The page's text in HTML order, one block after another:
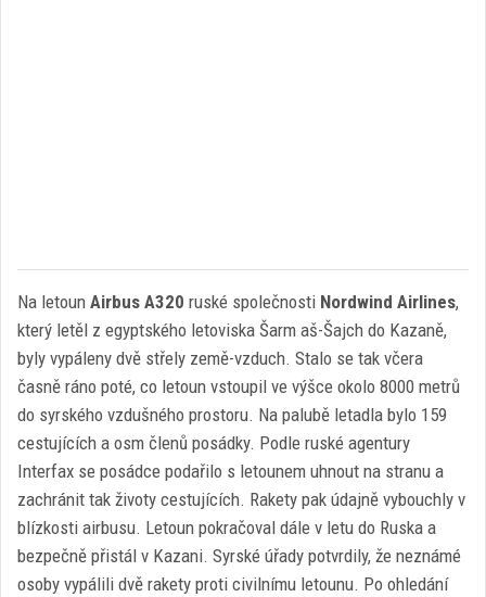
Na letoun Airbus A320 ruské společnosti Nordwind Airlines,
který letěl z egyptského letoviska Šarm aš-Šajch do Kazaně,
byly vypáleny dvě střely země-vzduch. Stalo se tak včera
časně ráno poté, co letoun vstoupil ve výšce okolo 8000 metrů
do syrského vzdušného prostoru. Na palubě letadla bylo 159
cestujících a osm členů posádky. Podle ruské agentury
Interfax se posádce podařilo s letounem uhnout na stranu a
zachránit tak životy cestujících. Rakety pak údajně vybouchly v
blízkosti airbusu. Letoun pokračoval dále v letu do Ruska a
bezpečně přistál v Kazani. Syrské úřady potvrdily, že neznámé
osoby vypálili dvě rakety proti civilnímu letounu. Po ohledání